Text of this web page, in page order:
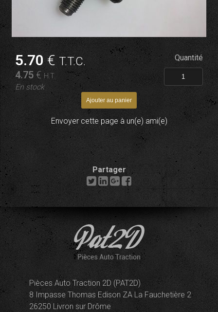
5.70€T.T.C.
4.75 € H.T.
En stock
Quantité
Envoyer cette page à un(e) ami(e)
Partager
Pièces Auto Traction 2D (PAT2D)
8 Impasse Thomas Edison ZA La Fauchetière 2
26250 Livron sur Drôme